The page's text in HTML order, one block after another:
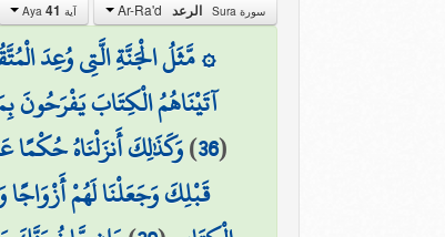
سورة Sura الرعد آية Aya 41
۞ مَّثَلُ الْجَنَّةِ الَّتِي وُعِدَ
آتَيْنَاهُمُ الْكِتَابَ يَفْرَحُونَ
(
36
)وَكَذَٰلِكَ أَنزَلْنَاهُ حُكْمًا
قَبْلِكَ وَجَعَلْنَا لَهُمْ أَزْوَاجًا